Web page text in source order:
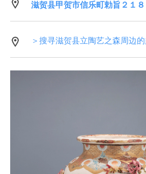
滋贺县甲贺市信乐町勅旨２１８
＞搜寻滋贺县立陶艺之森周边